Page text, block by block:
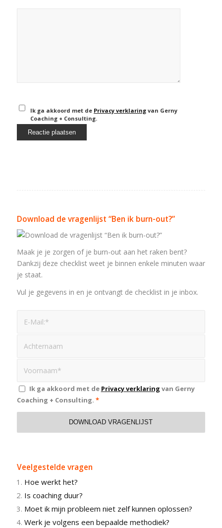
Ik ga akkoord met de Privacy verklaring van Gerny
Coaching + Consulting.
Download de vragenlijst “Ben ik burn-out?”
Maak je je zorgen of je burn-out aan het raken bent?
Dankzij deze checklist weet je binnen enkele minuten waar
je staat.
Vul je gegevens in en je ontvangt de checklist in je inbox.
Ik ga akkoord met de Privacy verklaring van Gerny
Coaching + Consulting. *
Veelgestelde vragen
Hoe werkt het?
Is coaching duur?
Moet ik mijn probleem niet zelf kunnen oplossen?
Werk je volgens een bepaalde methodiek?